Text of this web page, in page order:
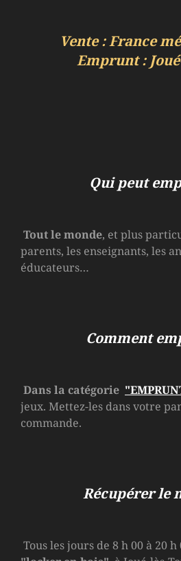
Vente : France
Emprunt :
Qui peut
Tout le monde, et plus
parents, les enseignants, les
éducateurs…
Comment
Dans la catégorie
jeux. Mettez-les dans votre
commande.
Récupérer le
Tous les jours de 8 h 00 à 20